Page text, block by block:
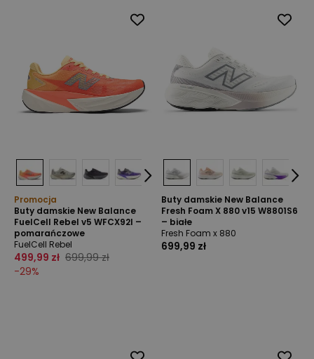
Promocja
Buty damskie New Balance
FuelCell Rebel v5 WFCX92I –
pomarańczowe
FuelCell Rebel
499,99 zł 699,99 zł
-29%
Buty damskie New Balance
Fresh Foam X 880 v15 W8801S6
– białe
Fresh Foam x 880
699,99 zł